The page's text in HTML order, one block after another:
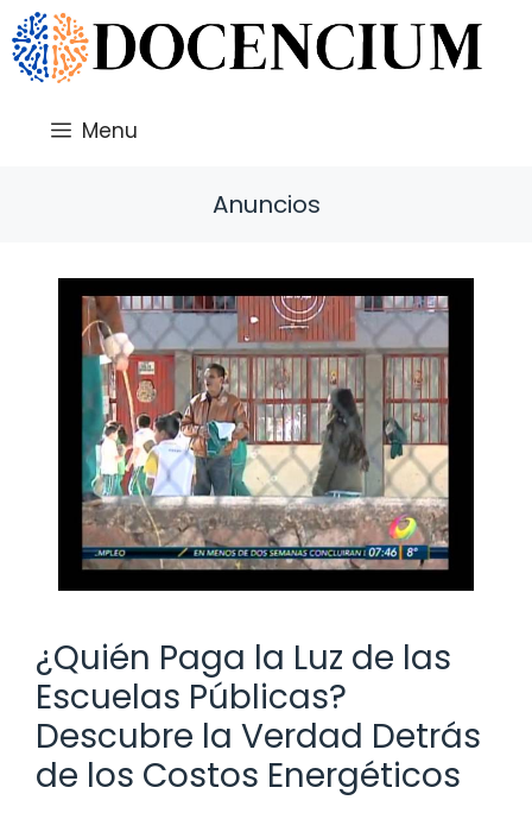
Saltar
al
contenido
Menu
Anuncios
¿Quién Paga la Luz de las
Escuelas Públicas?
Descubre la Verdad Detrás
de los Costos Energéticos